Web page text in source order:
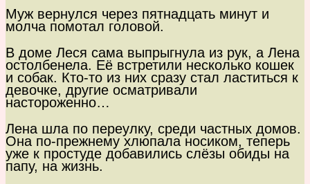
Муж вернулся через пятнадцать минут и
молча помотал головой.
В доме Леся сама выпрыгнула из рук, а Лена
остолбенела. Её встретили несколько кошек
и собак. Кто-то из них сразу стал ластиться к
девочке, другие осматривали
настороженно…
Лена шла по переулку, среди частных домов.
Она по-прежнему хлюпала носиком, теперь
уже к простуде добавились слёзы обиды на
папу, на жизнь.